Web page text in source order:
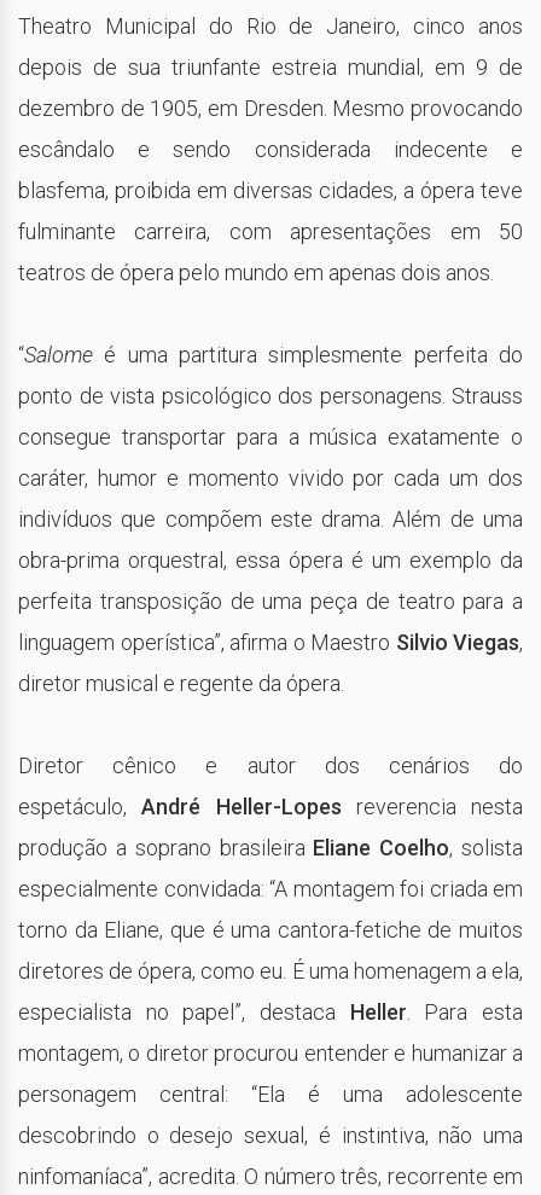
Theatro Municipal do Rio de Janeiro, cinco anos
depois de sua triunfante estreia mundial, em 9 de
dezembro de 1905, em Dresden. Mesmo provocando
escândalo e sendo considerada indecente e
blasfema, proibida em diversas cidades, a ópera teve
fulminante carreira, com apresentações em 50
teatros de ópera pelo mundo em apenas dois anos.
“Salome é uma partitura simplesmente perfeita do
ponto de vista psicológico dos personagens. Strauss
consegue transportar para a música exatamente o
caráter, humor e momento vivido por cada um dos
indivíduos que compõem este drama. Além de uma
obra-prima orquestral, essa ópera é um exemplo da
perfeita transposição de uma peça de teatro para a
linguagem operística”, afirma o Maestro Silvio Viegas,
diretor musical e regente da ópera.
Diretor cênico e autor dos cenários do
espetáculo,André Heller-Lopes reverencia nesta
produção a soprano brasileira Eliane Coelho, solista
especialmente convidada: “A montagem foi criada em
torno da Eliane, que é uma cantora-fetiche de muitos
diretores de ópera, como eu. É uma homenagem a ela,
especialista no papel”, destaca Heller . Para esta
montagem, o diretor procurou entender e humanizar a
personagem central: “Ela é uma adolescente
descobrindo o desejo sexual, é instintiva, não uma
ninfomaníaca”, acredita. O número três, recorrente em